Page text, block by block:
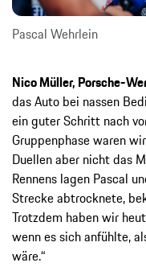
Pascal Wehrlein
Nico Müller, Porsche-
das Auto bei nassen
ein guter Schritt nach
Gruppenphase waren
Duellen aber nicht das
Rennens lagen Pascal
Strecke abtrocknete,
Trotzdem haben wir
wenn es sich anfühlte,
wäre.“